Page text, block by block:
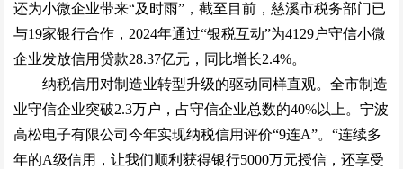
还为小微企业带来“及时雨”，截至目前，慈溪市税务部门已
与19家银行合作，2024年通过“银税互动”为4129户守信小微
企业发放信用贷款28.37亿元，同比增长2.4%。
纳税信用对制造业转型升级的驱动同样直观。全市制造
业守信企业突破2.3万户，占守信企业总数的40%以上。宁波
高松电子有限公司今年实现纳税信用评价“9连A”。“连续多
年的A级信用，让我们顺利获得银行5000万元授信，还享受